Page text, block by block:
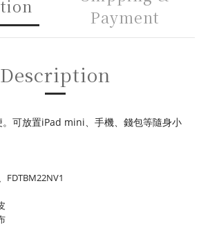
Payment
Description
。可放置iPad mini、手機、錢包等隨身小
FDTBM22NV1